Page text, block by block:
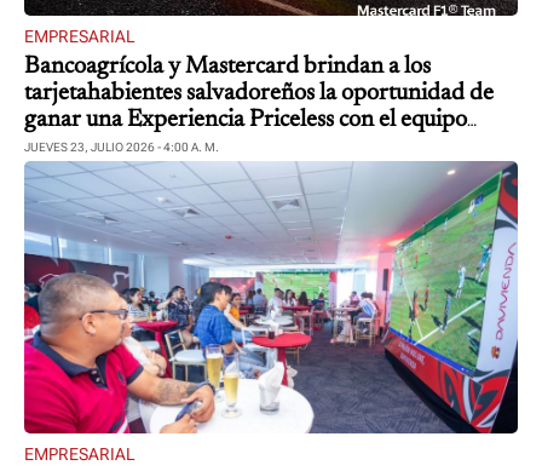
EMPRESARIAL
Bancoagrícola y Mastercard brindan a los
tarjetahabientes salvadoreños la oportunidad de
ganar una Experiencia Priceless con el equipo
JUEVES 23, JULIO 2026 - 4:00 A. M.
EMPRESARIAL